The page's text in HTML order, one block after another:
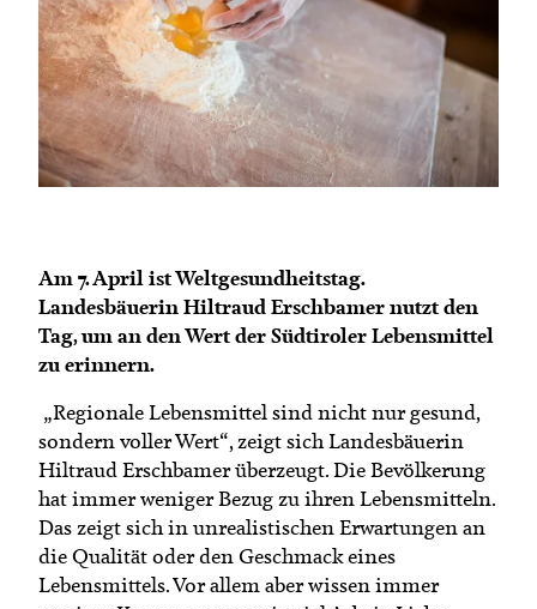
Mitgliedschaft
Landessekretariat
Bäuerliche Buffets
Hofgeschichten
Am 7. April ist Weltgesundheitstag.
Landesbäuerin Hiltraud Erschbamer nutzt den
Tag, um an den Wert der Südtiroler Lebensmittel
zu erinnern.
„Regionale Lebensmittel sind nicht nur gesund,
sondern voller Wert“, zeigt sich Landesbäuerin
Hiltraud Erschbamer überzeugt. Die Bevölkerung
hat immer weniger Bezug zu ihren Lebensmitteln.
Das zeigt sich in unrealistischen Erwartungen an
die Qualität oder den Geschmack eines
Lebensmittels. Vor allem aber wissen immer